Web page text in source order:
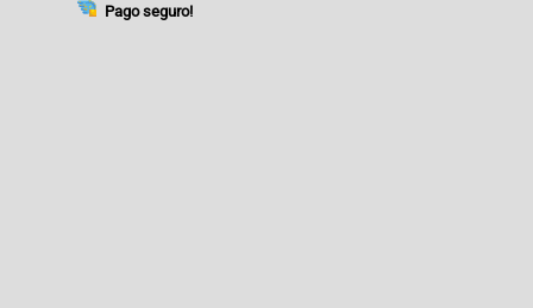
Pago seguro!